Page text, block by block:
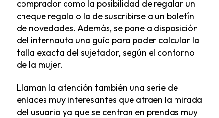
comprador como la posibilidad de regalar un
cheque regalo o la de suscribirse a un boletín
de novedades. Además, se pone a disposición
del internauta una guía para poder calcular la
talla exacta del sujetador, según el contorno
de la mujer.
Llaman la atención también una serie de
enlaces muy interesantes que atraen la mirada
del usuario ya que se centran en prendas muy